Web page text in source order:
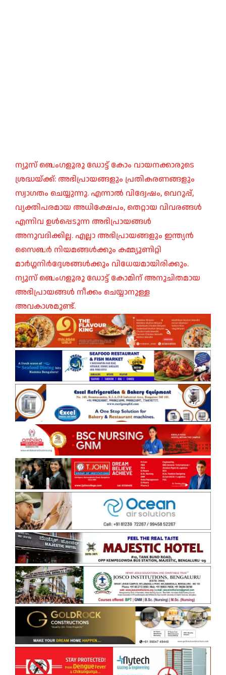
ന്യൂസ് ബെംഗളൂരു ഡോട്ട് കോം വായനക്കാരുടെ
ശ്രദ്ധയ്ക്ക്: അഭിപ്രായങ്ങളും പ്രതികരണങ്ങളും
സ്വാഗതം ചെയ്യുന്നു. എന്നാൽ വിദ്വേഷം, വെറുപ്പ്,
വ്യക്തിപരമായ അധിക്ഷേപം, തെറ്റായ വിവരങ്ങൾ
എന്നിവ ഉൾപ്പെടുന്ന അഭിപ്രായങ്ങൾ
അനുവദിക്കില്ല. എല്ലാ അഭിപ്രായങ്ങളും ഇന്ത്യൻ
സൈബർ നിയമങ്ങൾക്കും കമ്മ്യൂണിറ്റി
മാർഗ്ഗനിർദ്ദേശങ്ങൾക്കും വിധേയമായിരിക്കും.
ന്യൂസ് ബെംഗളൂരു ഡോട്ട് കോമിന് അനുചിതമായ
അഭിപ്രായങ്ങൾ നീക്കം ചെയ്യാനുള്ള
അവകാശമുണ്ട്.